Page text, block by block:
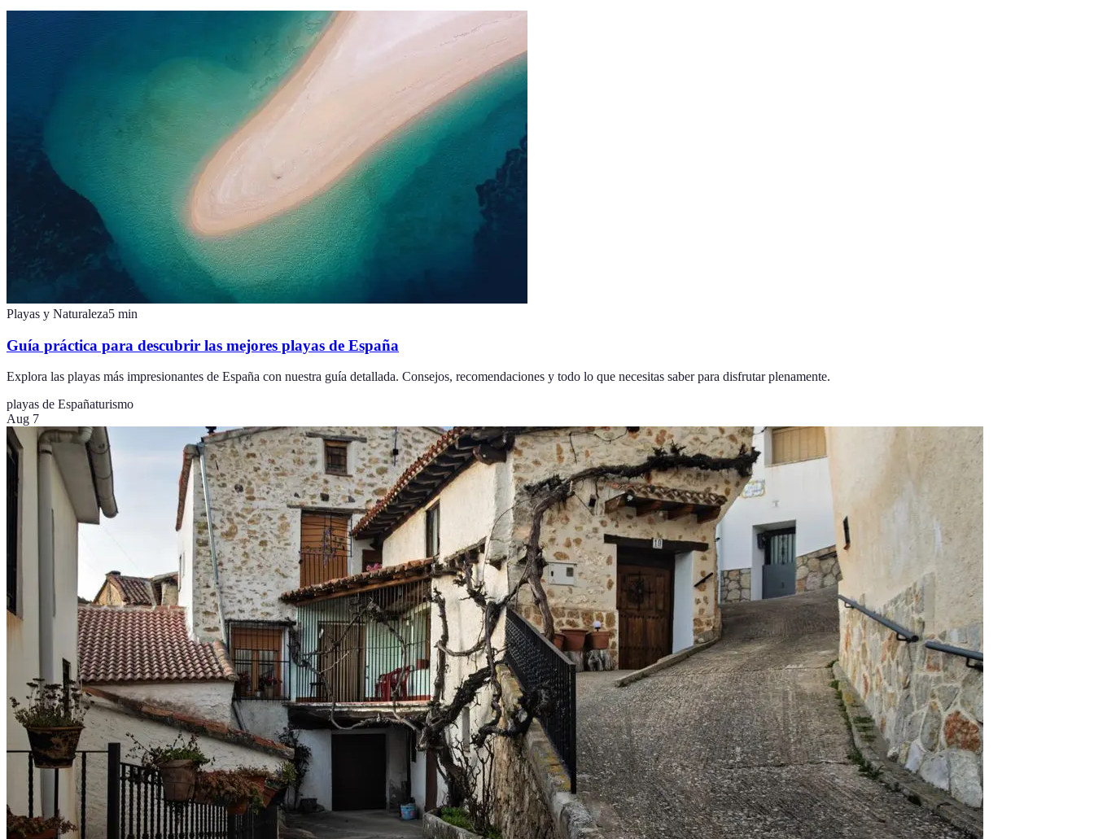
Playas y Naturaleza5 min
Guía práctica para descubrir las mejores playas de España
Explora las playas más impresionantes de España con nuestra guía detallada. Consejos, recomendaciones y todo lo que necesitas saber para disfrutar plenamente.
playas de Españaturismo
Aug 7